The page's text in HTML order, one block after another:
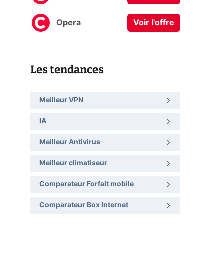
Opera Voir l'offre
Les tendances
Meilleur VPN
IA
Meilleur Antivirus
Meilleur climatiseur
Comparateur Forfait mobile
Comparateur Box Internet